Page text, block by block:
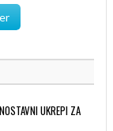
UKREPI ZA